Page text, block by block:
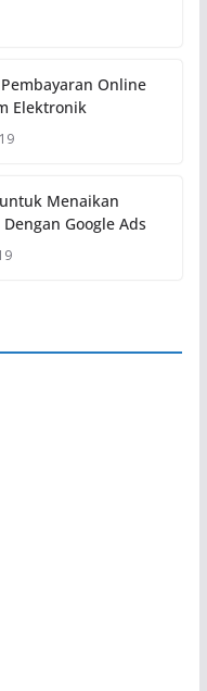
Online
Elektronik
Menaikan
Google Ads